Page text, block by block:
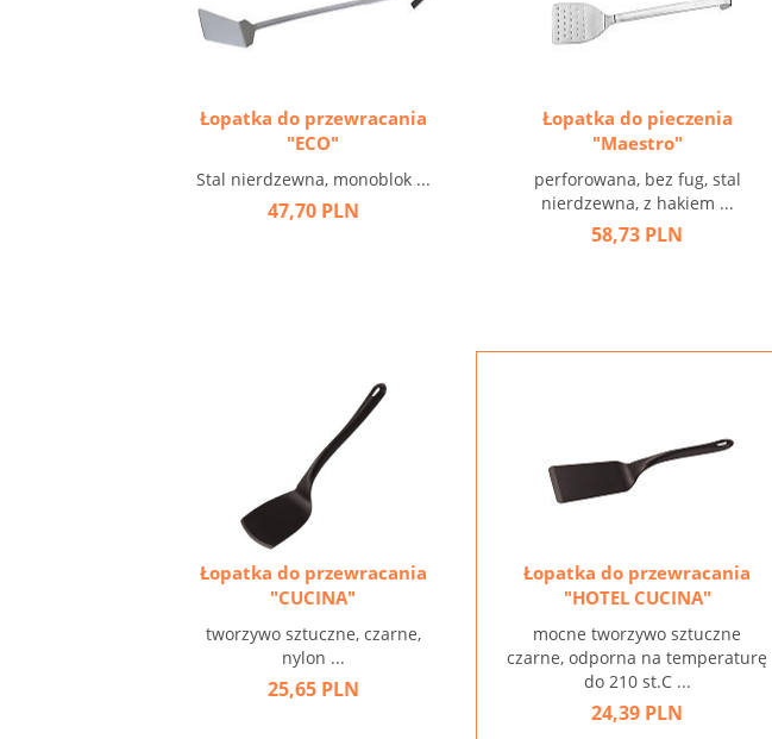
Łopatka do przewracania
"ECO"
Stal nierdzewna, monoblok ...
47,70 PLN
Łopatka do pieczenia
"Maestro"
perforowana, bez fug, stal
nierdzewna, z hakiem ...
58,73 PLN
Łopatka do przewracania
"CUCINA"
tworzywo sztuczne, czarne,
nylon ...
25,65 PLN
Łopatka do przewracania
"HOTEL CUCINA"
mocne tworzywo sztuczne
czarne, odporna na temperaturę
do 210 st.C ...
24,39 PLN